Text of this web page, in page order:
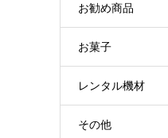
お勧め商品
お菓子
レンタル機材
その他